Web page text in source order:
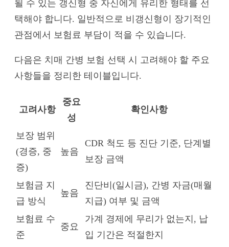
될 수 있는 갱신형 중 자신에게 유리한 형태를 선
택해야 합니다. 일반적으로 비갱신형이 장기적인
관점에서 보험료 부담이 적을 수 있습니다.
다음은 치매 간병 보험 선택 시 고려해야 할 주요
사항들을 정리한 테이블입니다.
고려사항
중요
성
확인사항
보장 범위
(경증, 중
증)
높음
CDR 척도 등 진단 기준, 단계별
보장 금액
보험금 지
급 방식
높음
진단비(일시금), 간병 자금(매월
지급) 여부 및 금액
보험료 수
준
중요
가계 경제에 무리가 없는지, 납
입 기간은 적절한지